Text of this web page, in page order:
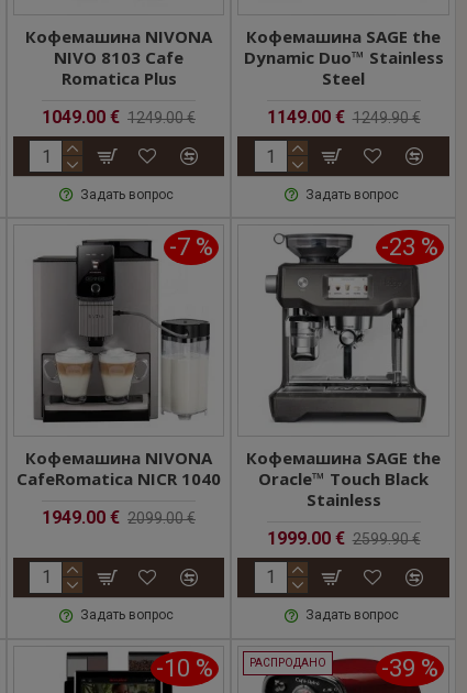
Кофемашина NIVONA
NIVO 8103 Cafe
Romatica Plus
1049.00 € 1249.00 €
Задать вопрос
Кофемашина SAGE the
Dynamic Duo™ Stainless
Steel
1149.00 € 1249.90 €
Задать вопрос
-7 %
Кофемашина NIVONA
CafeRomatica NICR 1040
1949.00 € 2099.00 €
Задать вопрос
-23 %
Кофемашина SAGE the
Oracle™ Touch Black
Stainless
1999.00 € 2599.90 €
Задать вопрос
-10 % РАСПРОДАНО -39 %